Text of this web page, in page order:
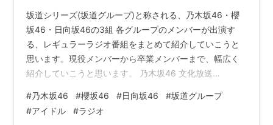
坂道シリーズ(坂道グループ)と称される、乃木坂46・櫻
坂46・日向坂46の3組 各グループのメンバーが出演す
る、レギュラーラジオ番組をまとめて紹介していこうと
思います。現役メンバーから卒業メンバーまで、幅広く
紹介していこうと思います。 乃木坂46 文化放送
オ 中元日芽香の「な」-PodcastQR 文化放送 TOKYO FM
80.0 SCHOOL OF LOOK 「乃木坂LOOKS!」 ベルク
#乃木坂46 #櫻坂46 #日向坂46 #坂道グループ
#アイドル #ラジオ